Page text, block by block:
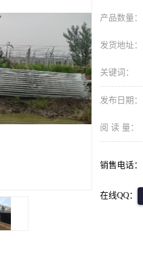
产品数量：
发货地址：
关键词：
发布日期：
阅 读 量：
销售电话：
在线QQ：